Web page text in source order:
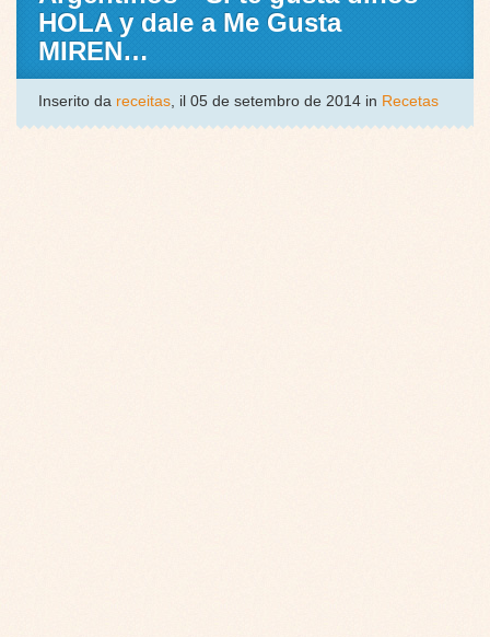
HOLA y dale a Me Gusta
MIREN…
Inserito da receitas, il 05 de setembro de 2014 in Recetas